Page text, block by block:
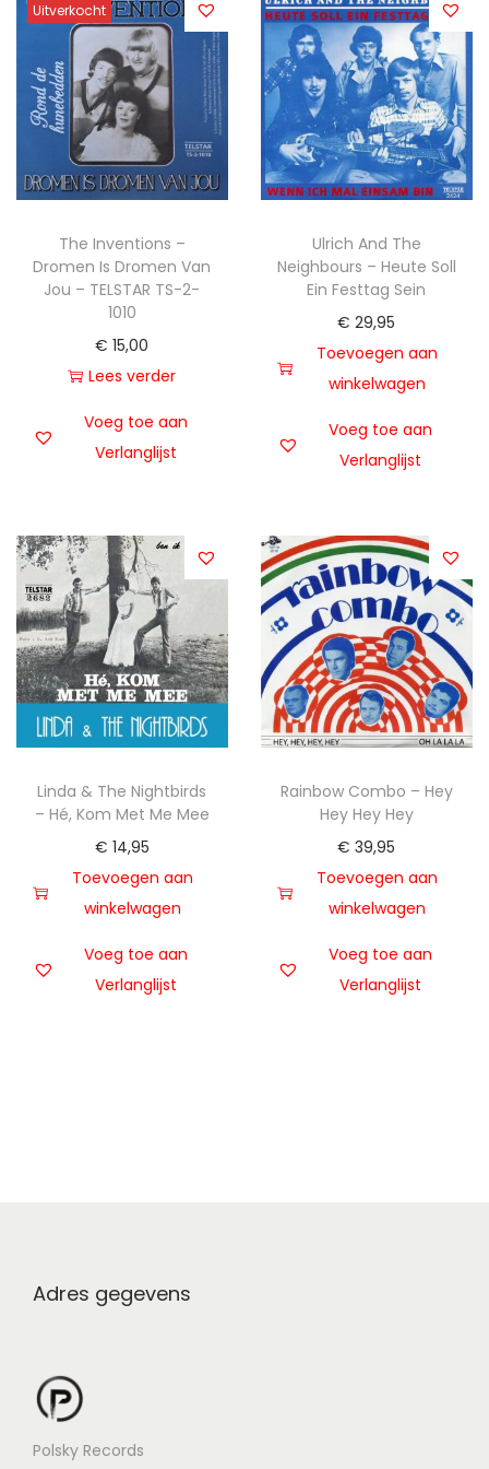
Uitverkocht
The Inventions –
Dromen Is Dromen Van
Jou – TELSTAR TS-2-
1010
€ 15,00
Lees verder
Voeg toe aan
Verlanglijst
Ulrich And The
Neighbours – Heute Soll
Ein Festtag Sein
€ 29,95
Toevoegen aan
winkelwagen
Voeg toe aan
Verlanglijst
Linda & The Nightbirds
– Hé, Kom Met Me Mee
€ 14,95
Toevoegen aan
winkelwagen
Voeg toe aan
Verlanglijst
Rainbow Combo – Hey
Hey Hey Hey
€ 39,95
Toevoegen aan
winkelwagen
Voeg toe aan
Verlanglijst
Adres gegevens
Polsky Records